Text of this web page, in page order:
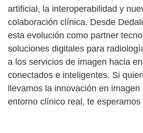
artificial, la interoperabilidad y
colaboración clínica. Desde
esta evolución como partner
soluciones digitales para
a los servicios de imagen hacia
conectados e inteligentes. Si
llevamos la innovación en imagen
entorno clínico real, te